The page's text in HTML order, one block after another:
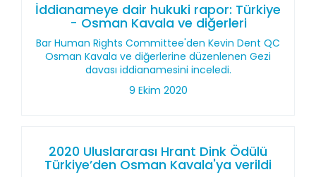
İddianameye dair hukuki rapor: Türkiye
- Osman Kavala ve diğerleri
Bar Human Rights Committee'den Kevin Dent QC
Osman Kavala ve diğerlerine düzenlenen Gezi
davası iddianamesini inceledi.
9 Ekim 2020
2020 Uluslararası Hrant Dink Ödülü
Türkiye’den Osman Kavala'ya verildi